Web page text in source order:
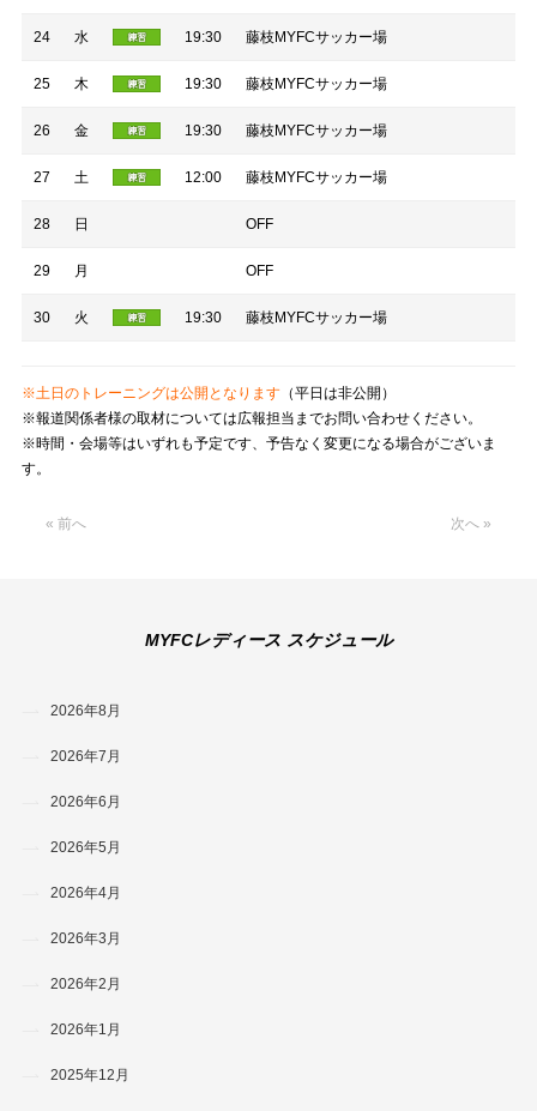
24 水 19:30 藤枝MYFCサッカー場
25 木 19:30 藤枝MYFCサッカー場
26 金 19:30 藤枝MYFCサッカー場
27 土 12:00 藤枝MYFCサッカー場
28 日 OFF
29 月 OFF
30 火 19:30 藤枝MYFCサッカー場
※土日のトレーニングは公開となります （平日は非公開）
※報道関係者様の取材については広報担当までお問い合わせください。
※時間・会場等はいずれも予定です、予告なく変更になる場合がございま
す。
« 前へ 次へ »
MYFCレディース スケジュール
2026年8月
2026年7月
2026年6月
2026年5月
2026年4月
2026年3月
2026年2月
2026年1月
2025年12月